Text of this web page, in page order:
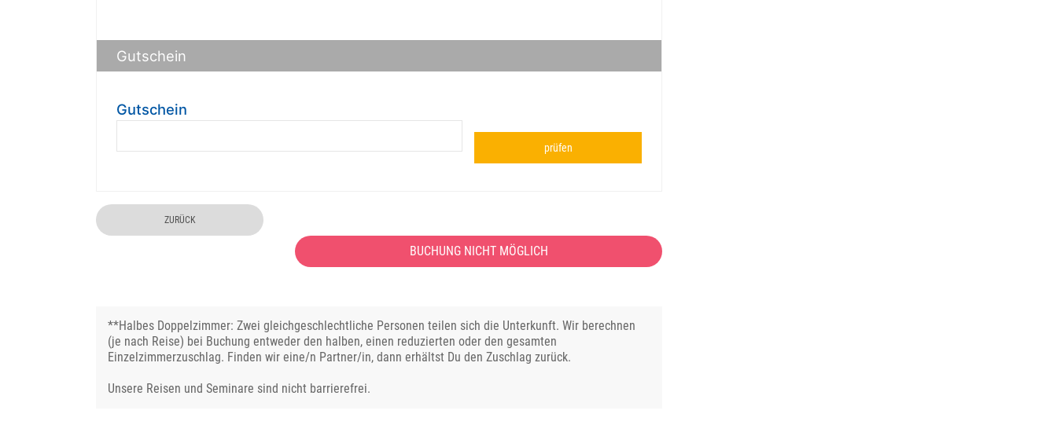
Gutschein
Gutschein
prüfen
ZURÜCK
BUCHUNG NICHT MÖGLICH
**Halbes Doppelzimmer: Zwei gleichgeschlechtliche Personen teilen sich die Unterkunft. Wir berechnen
(je nach Reise) bei Buchung entweder den halben, einen reduzierten oder den gesamten
Einzelzimmerzuschlag. Finden wir eine/n Partner/in, dann erhältst Du den Zuschlag zurück.
Unsere Reisen und Seminare sind nicht barrierefrei.